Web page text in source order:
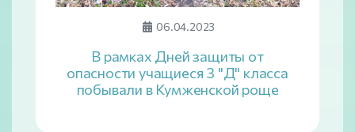
06.04.2023
В рамках Дней защиты от
опасности учащиеся 3 "Д" класса
побывали в Кумженской роще